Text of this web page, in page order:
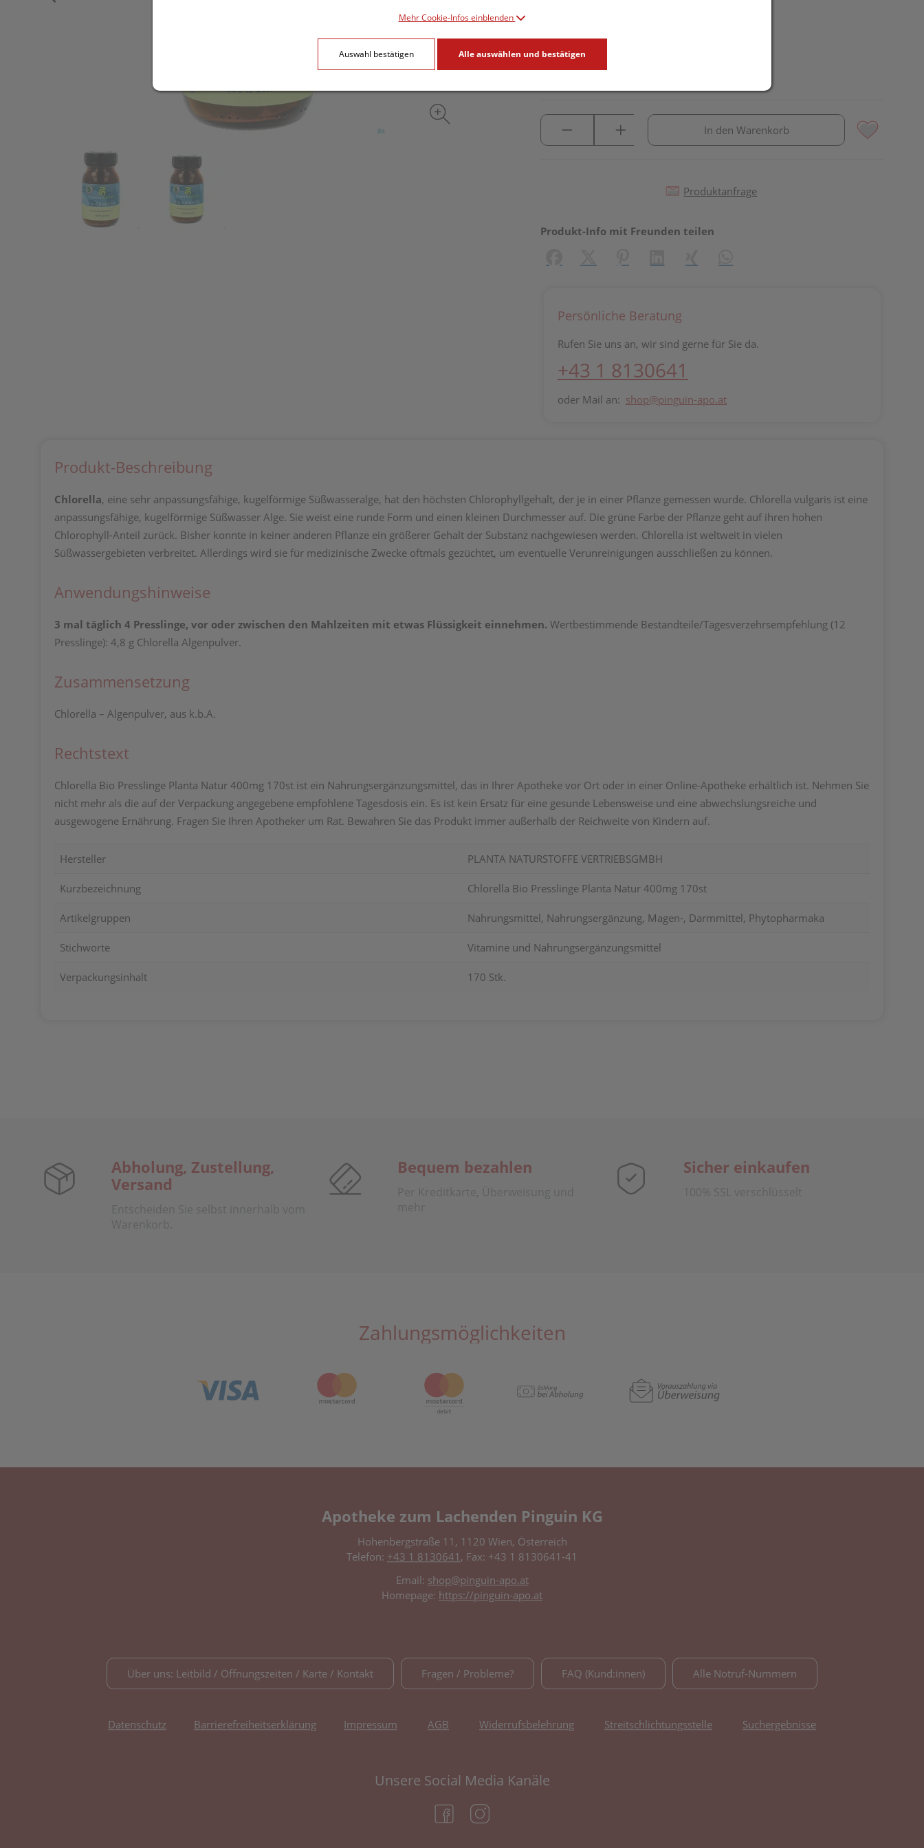
lieferbar
In den Warenkorb
Produktanfrage
Produkt-Info mit Freunden teilen
Persönliche Beratung
Rufen Sie uns an, wir sind gerne für Sie da.
+43 1 8130641
oder Mail an: shop@pinguin-apo.at
Produkt-Beschreibung
Chlorella, eine sehr anpassungsfähige, kugelförmige Süßwasseralge, hat den höchsten Chlorophyllgehalt, der je in einer Pflanze gemessen wurde. Chlorella vulgaris ist eine
anpassungsfähige, kugelförmige Süßwasser Alge. Sie weist eine runde Form und einen kleinen Durchmesser auf. Die grüne Farbe der Pflanze geht auf ihren hohen
Chlorophyll-Anteil zurück. Bisher konnte in keiner anderen Pflanze ein größerer Gehalt der Substanz nachgewiesen werden. Chlorella ist weltweit in vielen
Süßwassergebieten verbreitet. Allerdings wird sie für medizinische Zwecke oftmals gezüchtet, um eventuelle Verunreinigungen ausschließen zu können.
Anwendungshinweise
3 mal täglich 4 Presslinge, vor oder zwischen den Mahlzeiten mit etwas Flüssigkeit einnehmen. Wertbestimmende Bestandteile/Tagesverzehrsempfehlung (12
Presslinge): 4,8 g Chlorella Algenpulver.
Zusammensetzung
Chlorella – Algenpulver, aus k.b.A.
Rechtstext
Chlorella Bio Presslinge Planta Natur 400mg 170st ist ein Nahrungsergänzungsmittel, das in Ihrer Apotheke vor Ort oder in einer Online-Apotheke erhältlich ist. Nehmen Sie
nicht mehr als die auf der Verpackung angegebene empfohlene Tagesdosis ein. Es ist kein Ersatz für eine gesunde Lebensweise und eine abwechslungsreiche und
ausgewogene Ernährung. Fragen Sie Ihren Apotheker um Rat. Bewahren Sie das Produkt immer außerhalb der Reichweite von Kindern auf.
Hersteller PLANTA NATURSTOFFE VERTRIEBSGMBH
Kurzbezeichnung Chlorella Bio Presslinge Planta Natur 400mg 170st
Artikelgruppen Nahrungsmittel, Nahrungsergänzung, Magen-, Darmmittel, Phytopharmaka
Stichworte Vitamine und Nahrungsergänzungsmittel
Verpackungsinhalt 170 Stk.
Abholung, Zustellung,
Versand
Entscheiden Sie selbst innerhalb vom
Warenkorb.
Bequem bezahlen
Per Kreditkarte, Überweisung und
mehr
Sicher einkaufen
100% SSL verschlüsselt
Zahlungsmöglichkeiten
Apotheke zum Lachenden Pinguin KG
Hohenbergstraße 11, 1120 Wien, Österreich
Telefon: +43 1 8130641 , Fax: +43 1 8130641-41
Email: shop@pinguin-apo.at
Homepage: https://pinguin-apo.at
Über uns: Leitbild / Öffnungszeiten / Karte / Kontakt Fragen / Probleme? FAQ (Kund:innen) Alle Notruf-Nummern
Datenschutz Barrierefreiheitserklärung Impressum AGB Widerrufsbelehrung Streitschlichtungsstelle Suchergebnisse
Unsere Social Media Kanäle
(öffnet in neuem Tab)
Mehr Cookie-Infos einblenden
Auswahl bestätigen Alle auswählen und bestätigen